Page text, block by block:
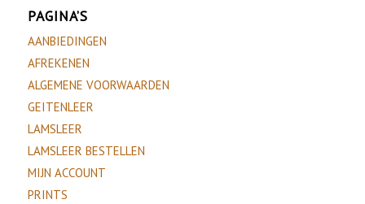
PAGINA’S
AANBIEDINGEN
AFREKENEN
ALGEMENE VOORWAARDEN
GEITENLEER
LAMSLEER
LAMSLEER BESTELLEN
MIJN ACCOUNT
PRINTS